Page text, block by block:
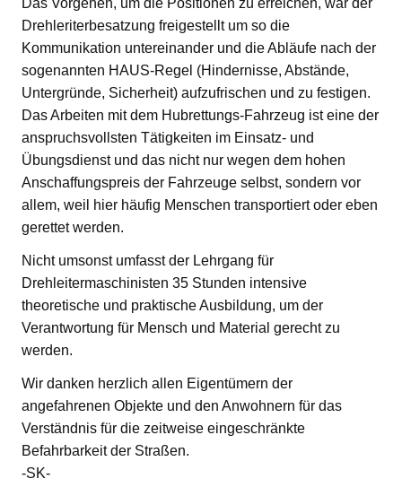
Drehleriterbesatzung freigestellt um so die
Kommunikation untereinander und die Abläufe nach der
sogenannten HAUS-Regel (Hindernisse, Abstände,
Untergründe, Sicherheit) aufzufrischen und zu festigen.
Das Arbeiten mit dem Hubrettungs-Fahrzeug ist eine der
anspruchsvollsten Tätigkeiten im Einsatz- und
Übungsdienst und das nicht nur wegen dem hohen
Anschaffungspreis der Fahrzeuge selbst, sondern vor
allem, weil hier häufig Menschen transportiert oder eben
gerettet werden.
Nicht umsonst umfasst der Lehrgang für
Drehleitermaschinisten 35 Stunden intensive
theoretische und praktische Ausbildung, um der
Verantwortung für Mensch und Material gerecht zu
werden.
Wir danken herzlich allen Eigentümern der
angefahrenen Objekte und den Anwohnern für das
Verständnis für die zeitweise eingeschränkte
Befahrbarkeit der Straßen.
-SK-